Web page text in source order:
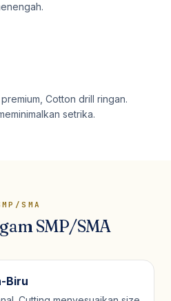
Cotton drill ringan.
setrika.
SMA
SMP/SMA
Biru